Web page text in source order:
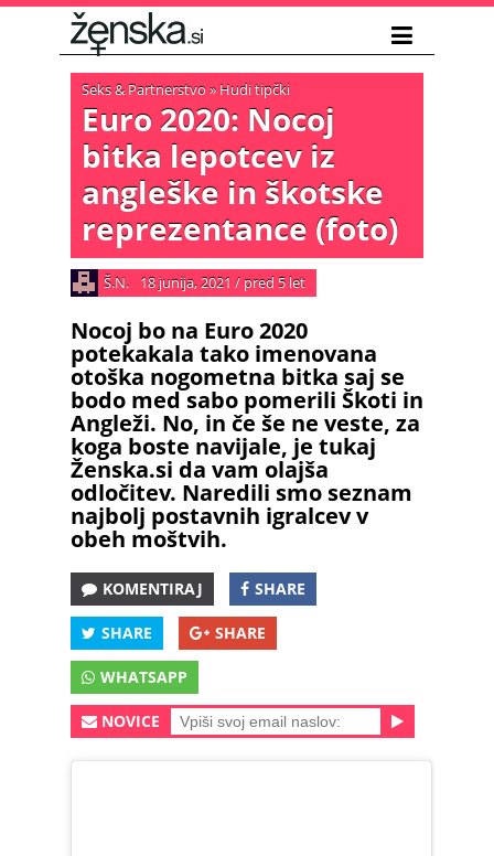
Seks & Partnerstvo» Hudi tipčki
Euro 2020: Nocoj
bitka lepotcev iz
angleške in škotske
reprezentance (foto)
Š.N. 18 junija, 2021 / pred 5 let
Nocoj bo na Euro 2020
potekakala tako imenovana
otoška nogometna bitka saj se
bodo med sabo pomerili Škoti in
Angleži. No, in če še ne veste, za
koga boste navijale, je tukaj
Ženska.si da vam olajša
odločitev. Naredili smo seznam
najbolj postavnih igralcev v
obeh moštvih.
KOMENTIRAJ SHARE
SHARE SHARE
WHATSAPP
NOVICE